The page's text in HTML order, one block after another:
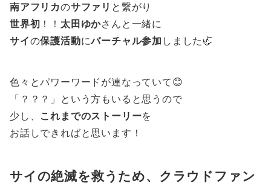
南アフリカのサファリ と繋がり
世界初 ！！ 太田ゆかさんと一緒に
サイの保護活動にバーチャル参加 しました🦏
色々とパワーワードが連なっていて😊
「？？？」という方もいると思うので
少し、 これまでのストーリーを
お話しできればと思います！
サイの絶滅を救うため、クラウドファン